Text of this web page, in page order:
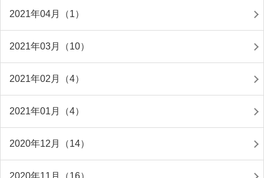
2021年04月（1）
2021年03月（10）
2021年02月（4）
2021年01月（4）
2020年12月（14）
2020年11月（16）